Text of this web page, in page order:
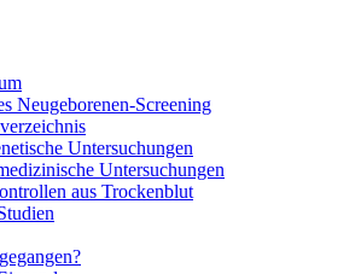
Neugeborenen-Screening
Untersuchungen
Untersuchungen
aus Trockenblut